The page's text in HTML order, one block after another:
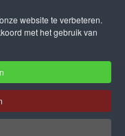
website te verbeteren.
met het gebruik van